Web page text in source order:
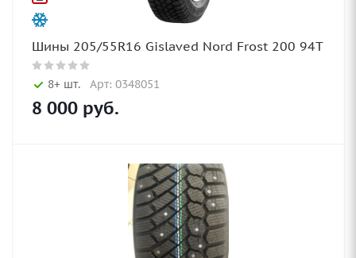
Шины 205/55R16 Gislaved Nord Frost 200 94T
8+ шт. Арт: 0348051
8 000 руб.